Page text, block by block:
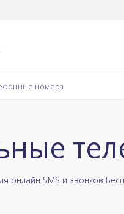
номера
онлайн SMS и звонков